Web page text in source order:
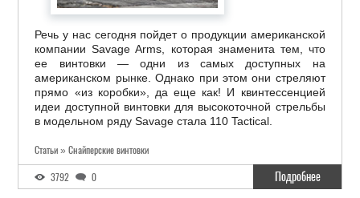
Речь у нас сегодня пойдет о продукции американской
компании Savage Arms, которая знаменита тем, что
ее винтовки — одни из самых доступных на
американском рынке. Однако при этом они стреляют
прямо «из коробки», да еще как! И квинтессенцией
идеи доступной винтовки для высокоточной стрельбы
в модельном ряду Savage стала 110 Tactical.
Статьи » Снайперские винтовки
3792 0 Подробнее